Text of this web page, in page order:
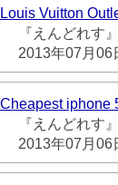
Louis Vuitton
『えんどれす
2013年07月06
Cheapest iphone
『えんどれす
2013年07月06